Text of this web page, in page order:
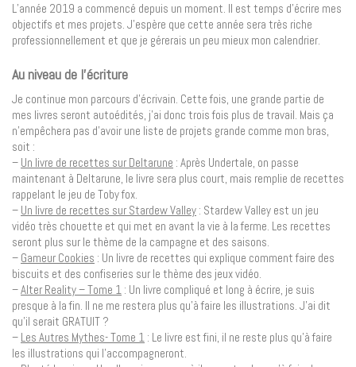
L’année 2019 a commencé depuis un moment. Il est temps d’écrire mes
objectifs et mes projets. J’espère que cette année sera très riche
professionnellement et que je gérerais un peu mieux mon calendrier.
Au niveau de l’écriture
Je continue mon parcours d’écrivain. Cette fois, une grande partie de
mes livres seront autoédités, j’ai donc trois fois plus de travail. Mais ça
n’empêchera pas d’avoir une liste de projets grande comme mon bras,
soit :
– Un livre de recettes sur Deltarune : Après Undertale, on passe
maintenant à Deltarune, le livre sera plus court, mais remplie de recettes
rappelant le jeu de Toby fox.
– Un livre de recettes sur Stardew Valley : Stardew Valley est un jeu
vidéo très chouette et qui met en avant la vie à la ferme. Les recettes
seront plus sur le thème de la campagne et des saisons.
– Gameur Cookies : Un livre de recettes qui explique comment faire des
biscuits et des confiseries sur le thème des jeux vidéo.
–Alter Reality – Tome 1 : Un livre compliqué et long à écrire, je suis
presque à la fin. Il ne me restera plus qu’à faire les illustrations. J’ai dit
qu’il serait GRATUIT ?
– Les Autres Mythes- Tome 1 : Le livre est fini, il ne reste plus qu’à faire
les illustrations qui l’accompagneront.